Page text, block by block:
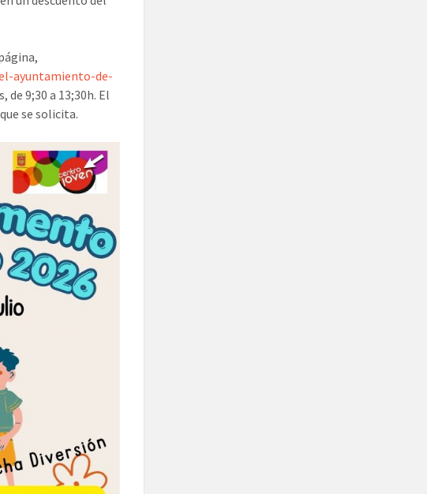
ayuntamiento-de-
9;30 a 13;30h. El
se solicita.